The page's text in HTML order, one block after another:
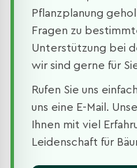
Pflanzplanung
Fragen zu
Unterstützung bei
wir sind gerne für
Rufen Sie uns
uns eine E-Mail.
Ihnen mit viel
Leidenschaft für